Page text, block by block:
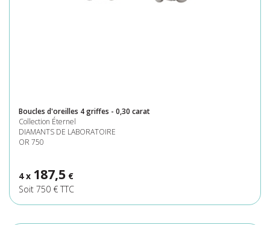
Boucles d'oreilles 4 griffes - 0,30 carat
Collection Éternel
DIAMANTS DE LABORATOIRE
OR 750
4 x 187,5 €
Soit 750 € TTC